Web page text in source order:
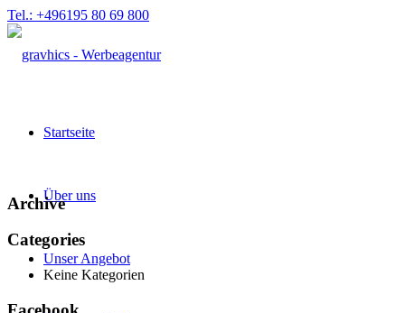
Tel.: +496195 80 69 800
Startseite
Über uns
Unser Angebot
Archive
Categories
Keine Kategorien